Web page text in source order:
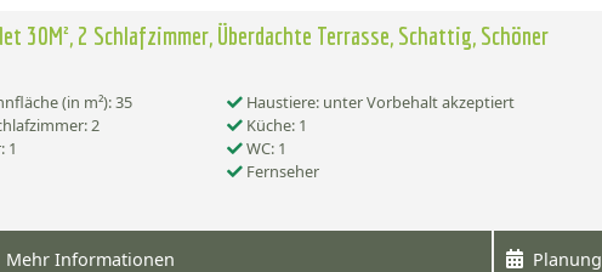
30M², 2 Schlafzimmer, Überdachte Terrasse, Schattig, Schöner
(in m²): 35
Haustiere: unter Vorbehalt akzeptiert
2
Küche: 1
1
WC: 1
Fernseher
Mehr Informationen Planung